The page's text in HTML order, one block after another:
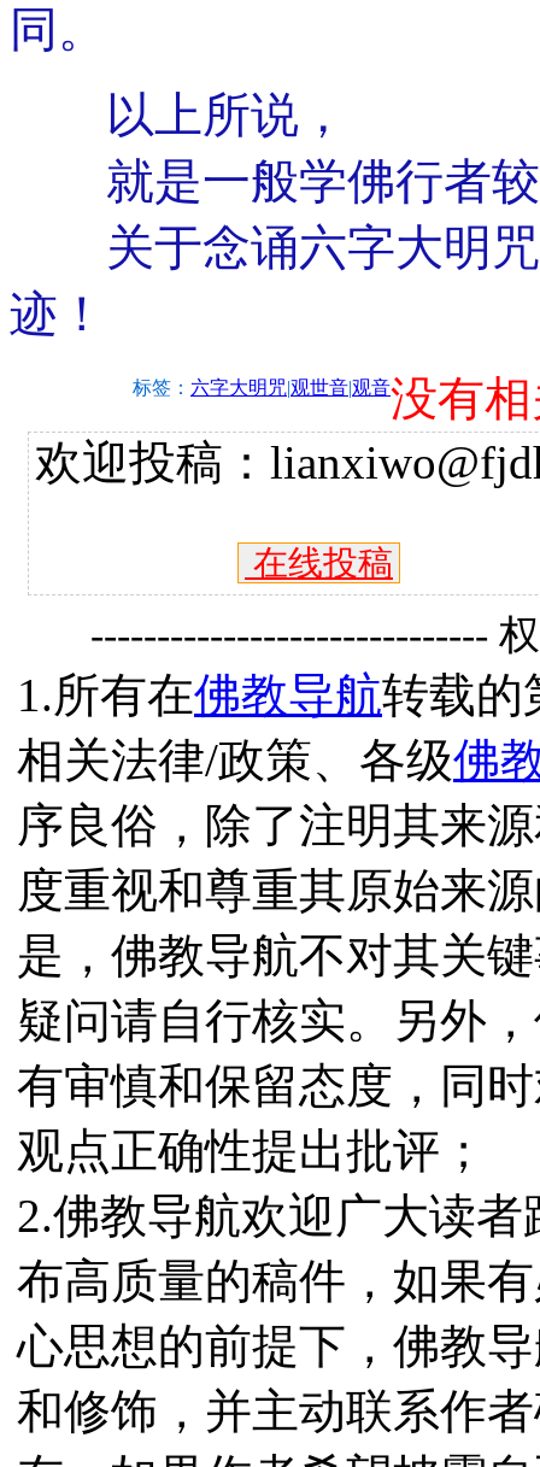
同。
以上所说，
就是一般学佛行者较
关于念诵六字大明咒
迹！
标签： 六字大明咒|观世音|观音没有
欢迎投稿：
在线投稿
------------------------------
1.所有在佛教导航转载的
相关法律/政策、各级佛
序良俗，除了注明其来
度重视和尊重其原始来
是，佛教导航不对其关
疑问请自行核实。另外
有审慎和保留态度，同
观点正确性提出批评；
2.佛教导航欢迎广大读
布高质量的稿件，如果
心思想的前提下，佛教
和修饰，并主动联系作